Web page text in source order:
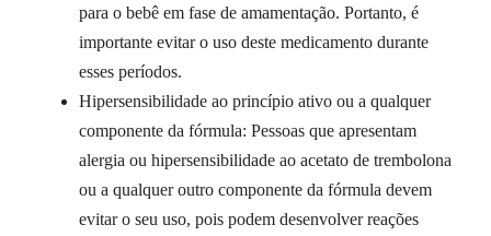
para o bebê em fase de amamentação. Portanto, é
importante evitar o uso deste medicamento durante
esses períodos.
Hipersensibilidade ao princípio ativo ou a qualquer
componente da fórmula: Pessoas que apresentam
alergia ou hipersensibilidade ao acetato de trembolona
ou a qualquer outro componente da fórmula devem
evitar o seu uso, pois podem desenvolver reações